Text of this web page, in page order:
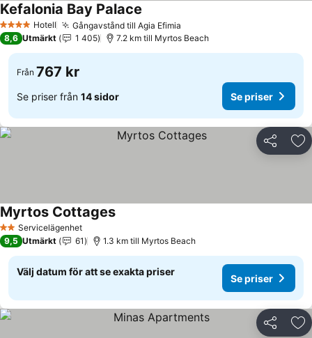
4 StjärnorHotell Gångavstånd till Agia Efimia
Kefalonia Bay Palace
8,6 Utmärkt 1 405 7.2 km till Myrtos Beach
Från 767 kr
Se priser från 14 sidor Se priser
Dela
2 StjärnorServicelägenhet
Myrtos CottagesSe priser
9,5 Utmärkt 61 1.3 km till Myrtos Beach
Välj datum för att se exakta priser
Se priser
Dela